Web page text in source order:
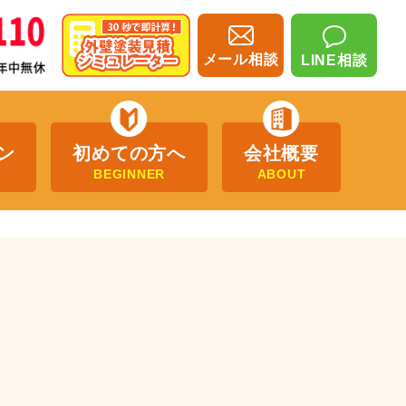
メール相談 LINE相談
初めての方へ
BEGINNER
会社概要
ABOUT